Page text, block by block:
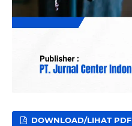
DOWNLOAD/LIHAT PDF